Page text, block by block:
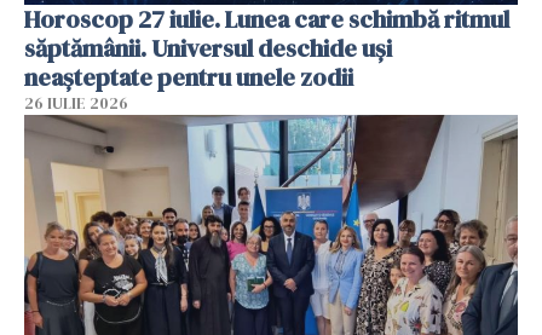
Horoscop 27 iulie. Lunea care schimbă ritmul
săptămânii. Universul deschide uși
neașteptate pentru unele zodii
26 IULIE 2026